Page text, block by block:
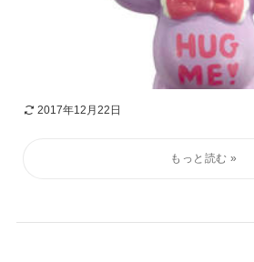
2017年12月22日